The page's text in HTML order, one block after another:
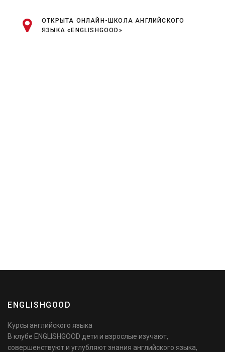
ОТКРЫТА ОНЛАЙН-ШКОЛА АНГЛИЙСКОГО
ЯЗЫКА «ENGLISHGOOD»
ENGLISHGOOD
Курсы английского языка
В клубе ENGLISHGOOD дети и взрослые изучают,
совершенствуют и углубляют знания английского языка,